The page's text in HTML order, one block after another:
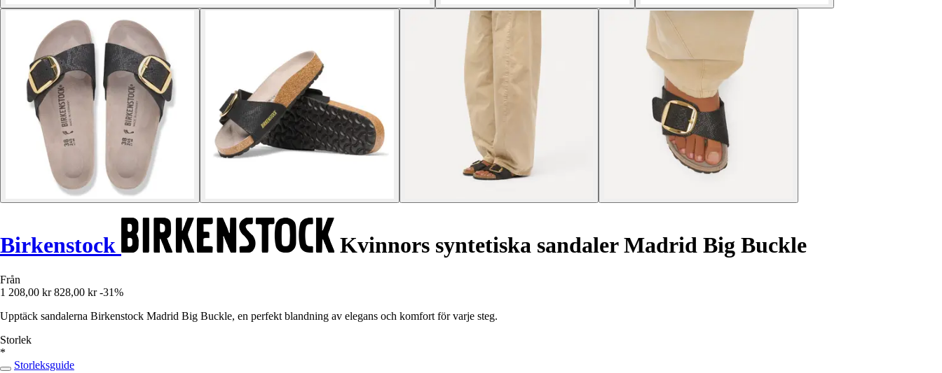
Birkenstock Kvinnors syntetiska sandaler Madrid Big Buckle
Från
1 208,00 kr 828,00 kr -31%
Upptäck sandalerna Birkenstock Madrid Big Buckle, en perfekt blandning av elegans och komfort för varje steg.
Storlek
*
Storleksguide